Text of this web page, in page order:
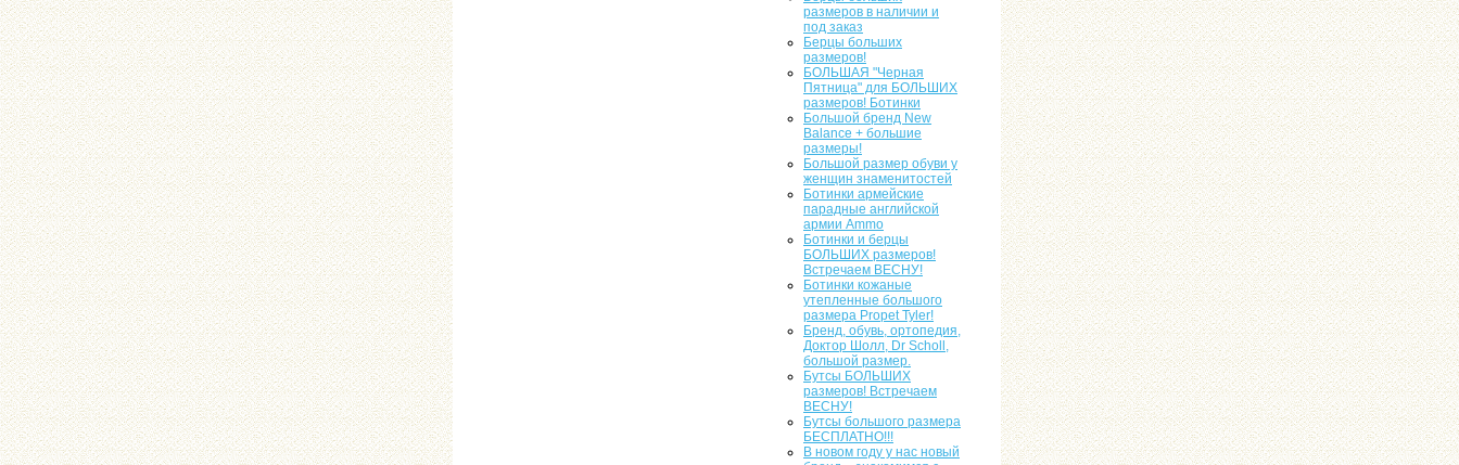
размеров в наличии и
под заказ
Берцы больших
размеров!
БОЛЬШАЯ "Черная
Пятница" для БОЛЬШИХ
размеров! Ботинки
Большой бренд New
Balance + большие
размеры!
Большой размер обуви у
женщин знаменитостей
Ботинки армейские
парадные английской
армии Ammo
Ботинки и берцы
БОЛЬШИХ размеров!
Встречаем ВЕСНУ!
Ботинки кожаные
утепленные большого
размера Propet Tyler!
Бренд, обувь, ортопедия,
Доктор Шолл, Dr Scholl,
большой размер.
Бутсы БОЛЬШИХ
размеров! Встречаем
ВЕСНУ!
Бутсы большого размера
БЕСПЛАТНО!!!
В новом году у нас новый